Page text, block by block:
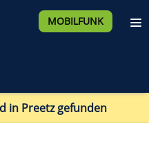
MOBILFUNK
in Preetz gefunden